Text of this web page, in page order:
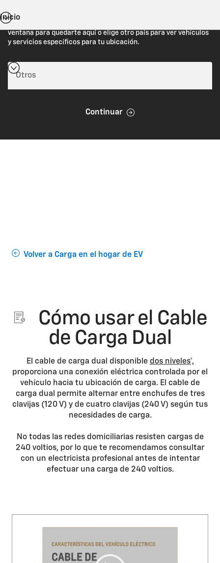
Estás viendo Chevrolet.com (Estados Unidos). Cierra esta
ventana para quedarte aquí o elige otro país para ver vehículos
y servicios específicos para tu ubicación.
Continuar
Inicio
Volver a Carga en el hogar de EV
Cómo usar el Cable
de Carga Dual
El cable de carga dual disponible dos niveles*,
proporciona una conexión eléctrica controlada por el
vehículo hacia tu ubicación de carga. El cable de
carga dual permite alternar entre enchufes de tres
clavijas (120 V) y de cuatro clavijas (240 V) según tus
necesidades de carga.
No todas las redes domiciliarias resisten cargas de
240 voltios, por lo que te recomendamos consultar
con un electricista profesional antes de intentar
efectuar una carga de 240 voltios.